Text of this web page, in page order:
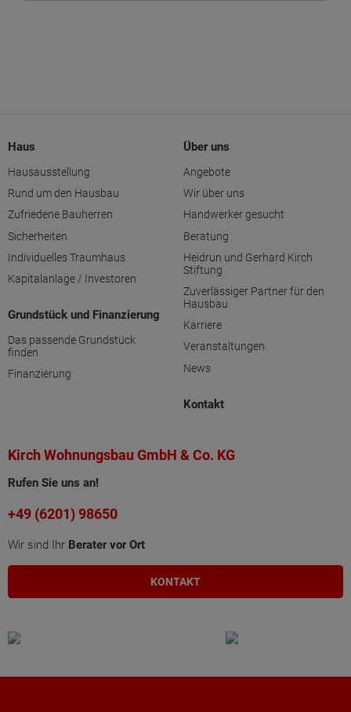
Haus
Hausausstellung
Rund um den Hausbau
Zufriedene Bauherren
Sicherheiten
Individuelles Traumhaus
Kapitalanlage / Investoren
Grundstück und Finanzierung
Das passende Grundstück
finden
Finanzierung
Über uns
Angebote
Wir über uns
Handwerker gesucht
Beratung
Heidrun und Gerhard Kirch
Stiftung
Zuverlässiger Partner für den
Hausbau
Karriere
Veranstaltungen
News
Kontakt
Kirch Wohnungsbau GmbH & Co. KG
Rufen Sie uns an!
+49 (6201) 98650
Wir sind Ihr Berater vor Ort
KONTAKT